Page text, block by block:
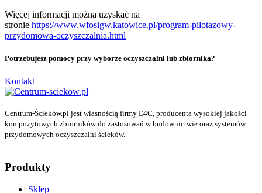
Więcej informacji można uzyskać na
stronie https://www.wfosigw.katowice.pl/program-pilotazowy-
przydomowa-oczyszczalnia.html
Potrzebujesz pomocy przy wyborze oczyszczalni lub zbiornika?
Kontakt
Centrum-Ścieków.pl jest własnością firmy E4C, producenta wysokiej jakości
kompozytowych zbiorników do zastosowań w budownictwie oraz systemów
przydomowych oczyszczalni ścieków.
Produkty
Sklep